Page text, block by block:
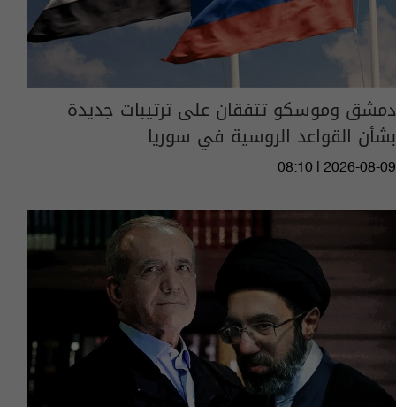
دمشق وموسكو تتفقان على ترتيبات جديدة
بشأن القواعد الروسية في سوريا
08:10 | 2026-08-09